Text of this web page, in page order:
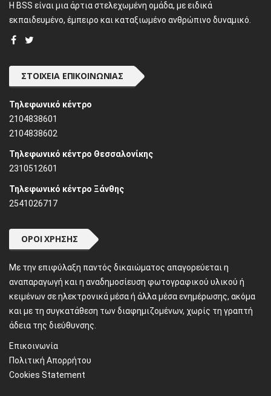
H BSS είναι μια άρτια στελεχωμένη ομάδα, με ειδικά
εκπαιδευμένο, έμπειρο και καταξιωμένο ανθρώπινο δυναμικό.
ΣΤΟΙΧΕΊΑ ΕΠΙΚΟΙΝΩΝΊΑΣ
Τηλεφωνικό κέντρο
2104838601
2104838602
Τηλεφωνικό κέντρο Θεσσαλονίκης
2310512601
Τηλεφωνικό κέντρο Ξάνθης
2541026717
ΌΡΟΙ ΧΡΉΣΗΣ
Mε την επιφύλαξη παντός δικαιώματος απαγορεύεται η
αναπαραγωγή και η αναδημοσίευση φωτογραφικού υλικού ή
κειμένων σε ηλεκτρονικά μέσα ή άλλα μέσα ενημέρωσης, ακόμα
και με τη συγκατάθεση των διαφημιζομένων, χωρίς τη γραπτή
άδεια της διεύθυνσης.
Επικοινωνία
Πολιτική Απορρήτου
Cookies Statement